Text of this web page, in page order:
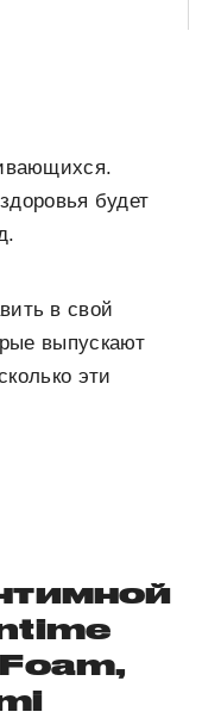
будет
в свой
выпускают
эти